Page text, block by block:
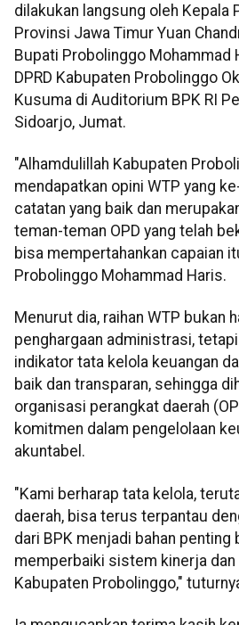
dilakukan langsung oleh Kepala
Provinsi Jawa Timur Yuan
Bupati Probolinggo Mohammad
DPRD Kabupaten Probolinggo
Kusuma di Auditorium BPK RI
Sidoarjo, Jumat.
"Alhamdulillah Kabupaten
mendapatkan opini WTP yang
catatan yang baik dan
teman-teman OPD yang telah
bisa mempertahankan capaian
Probolinggo Mohammad Haris.
Menurut dia, raihan WTP bukan
penghargaan administrasi,
indikator tata kelola keuangan
baik dan transparan, sehingga
organisasi perangkat daerah
komitmen dalam pengelolaan
akuntabel.
"Kami berharap tata kelola,
daerah, bisa terus terpantau
dari BPK menjadi bahan penting
memperbaiki sistem kinerja dan
Kabupaten Probolinggo,"